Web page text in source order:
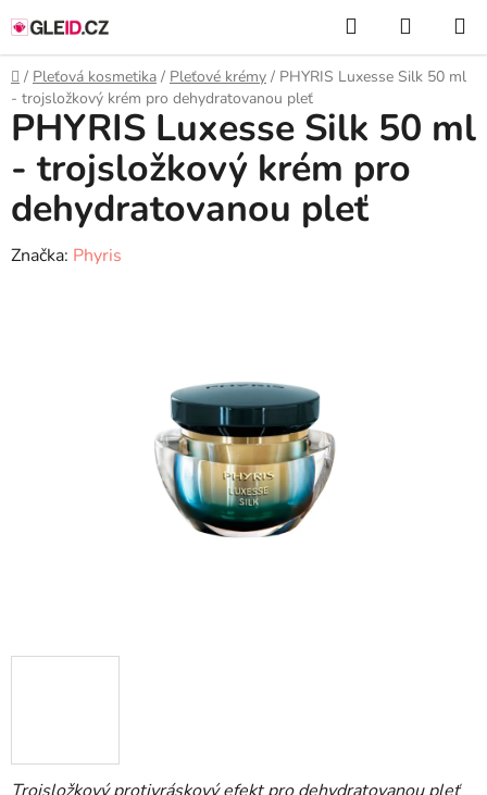
na
obsah
Hledat
KOŠÍK
Domů
/ Pleťová kosmetika / Pleťové krémy / PHYRIS Luxesse Silk 50 ml
- trojsložkový krém pro dehydratovanou pleť
PHYRIS Luxesse Silk 50 ml
- trojsložkový krém pro
dehydratovanou pleť
Značka: Phyris